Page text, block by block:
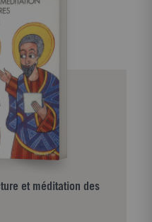
leur existence et dans leur
Enzo Bianchi, prieur de la
de Bose, près de Turin, est
plus connus aujourd'hui en
est d'inviter ses auditeurs et
une lecture croyante et
divina qui nourrit et éclaire
Ont été en
Prier la Parole, aux
et Comme un étranger, aux
et méditation des